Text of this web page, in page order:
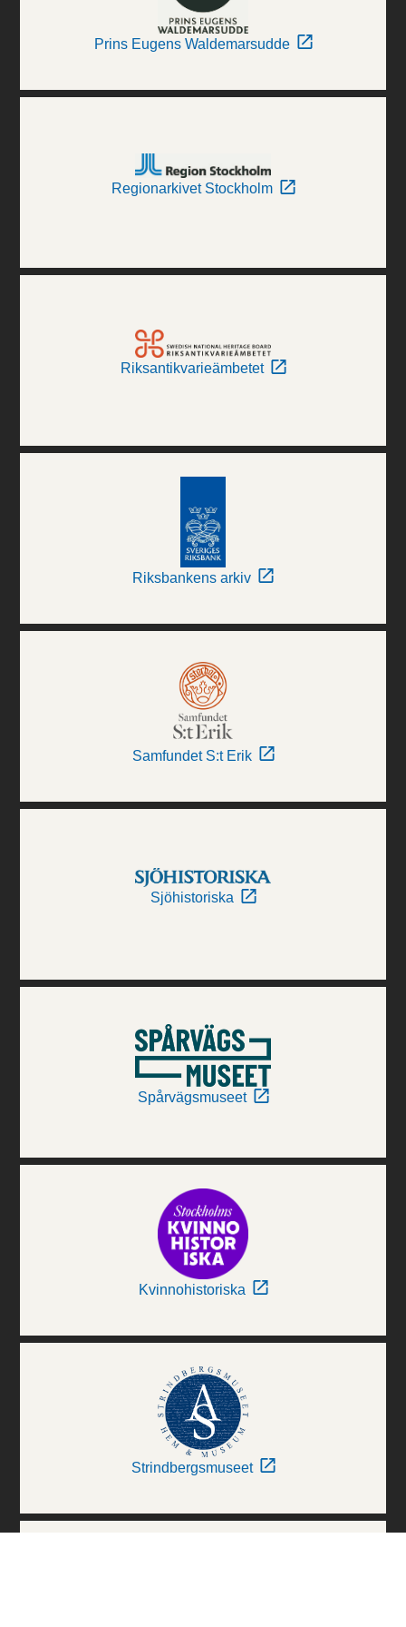
Prins Eugens Waldemarsudde
Regionarkivet Stockholm
Riksantikvarieämbetet
Riksbankens arkiv
Samfundet S:t Erik
Sjöhistoriska
Spårvägsmuseet
Kvinnohistoriska
Strindbergsmuseet